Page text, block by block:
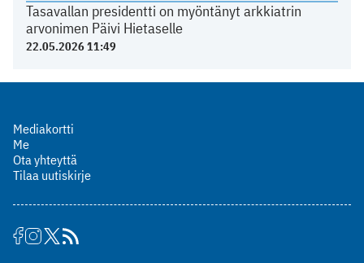
Tasavallan presidentti on myöntänyt arkkiatrin
arvonimen Päivi Hietaselle
22.05.2026 11:49
Mediakortti
Me
Ota yhteyttä
Tilaa uutiskirje